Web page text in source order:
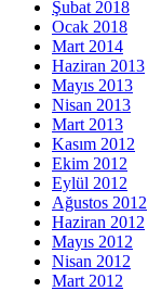
Şubat 2018
Ocak 2018
Mart 2014
Haziran 2013
Mayıs 2013
Nisan 2013
Mart 2013
Kasım 2012
Ekim 2012
Eylül 2012
Ağustos 2012
Haziran 2012
Mayıs 2012
Nisan 2012
Mart 2012